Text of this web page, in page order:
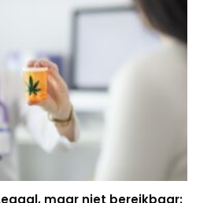
maar niet bereikbaar: